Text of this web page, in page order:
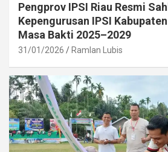
Pengprov IPSI Riau Resmi
Kepengurusan IPSI
Masa Bakti 2025–2029
31/01/2026 Ramlan Lubis